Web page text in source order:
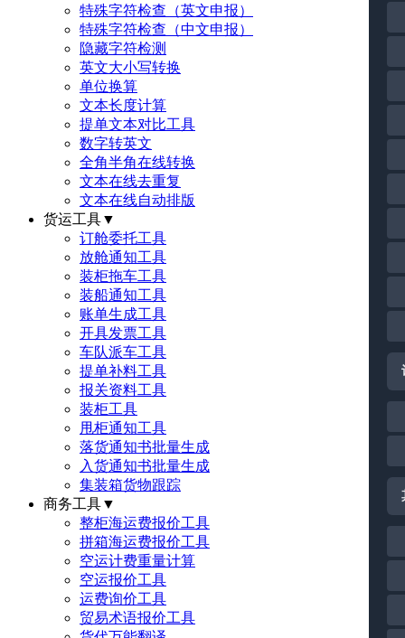
特殊字符检查（英文申报）
特殊字符检查（中文申报）
隐藏字符检测
英文大小写转换
单位换算
文本长度计算
提单文本对比工具
数字转英文
全角半角在线转换
文本在线去重复
文本在线自动排版
货运工具▼
订舱委托工具
放舱通知工具
装柜拖车工具
装船通知工具
账单生成工具
开具发票工具
车队派车工具
提单补料工具
报关资料工具
装柜工具
甩柜通知工具
落货通知书批量生成
入货通知书批量生成
集装箱货物跟踪
商务工具▼
整柜海运费报价工具
拼箱海运费报价工具
空运计费重量计算
空运报价工具
运费询价工具
贸易术语报价工具